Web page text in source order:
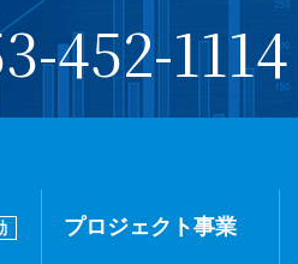
452-1114
プロジェクト事業